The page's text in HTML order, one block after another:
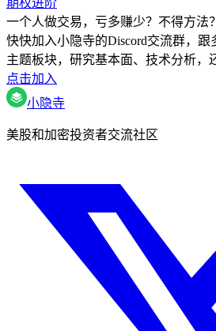
期权进阶
一个人做交易，亏多赚少？不得方法？
快快加入小隐寺的Discord交流群，
主题板块，研究基本面、技术分析，
点击加入
小隐寺
美股和加密投资者交流社区